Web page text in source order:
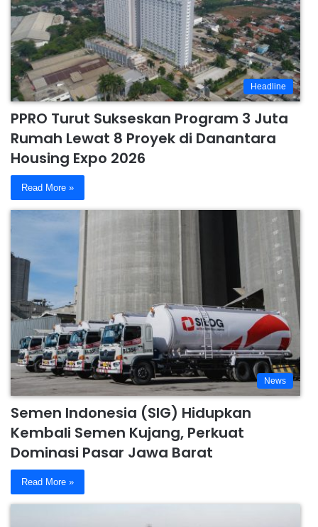
Headline
PPRO Turut Sukseskan Program 3 Juta
Rumah Lewat 8 Proyek di Danantara
Housing Expo 2026
Read More »
News
Semen Indonesia (SIG) Hidupkan
Kembali Semen Kujang, Perkuat
Dominasi Pasar Jawa Barat
Read More »